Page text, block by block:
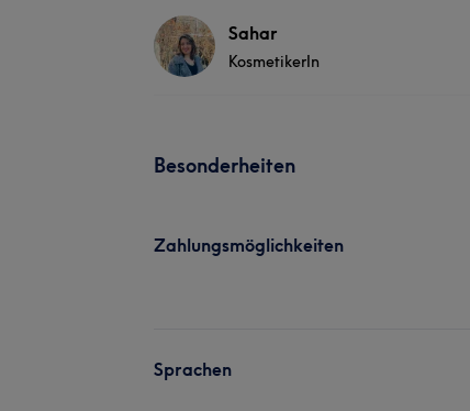
Sahar
KosmetikerIn
Besonderheiten
Zahlungsmöglichkeiten
Sprachen